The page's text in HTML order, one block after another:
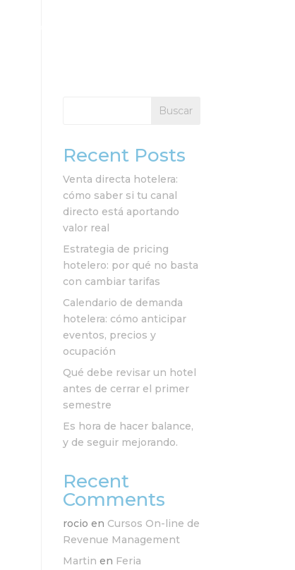
Buscar
Recent Posts
Venta directa hotelera:
cómo saber si tu canal
directo está aportando
valor real
Estrategia de pricing
hotelero: por qué no basta
con cambiar tarifas
Calendario de demanda
hotelera: cómo anticipar
eventos, precios y
ocupación
Qué debe revisar un hotel
antes de cerrar el primer
semestre
Es hora de hacer balance,
y de seguir mejorando.
Recent
Comments
rocio en Cursos On-line de
Revenue Management
Martin en Feria